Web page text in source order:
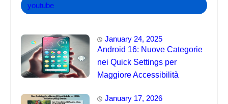
youtube
January 24, 2025
Android 16: Nuove Categorie
nei Quick Settings per
Maggiore Accessibilità
January 17, 2026